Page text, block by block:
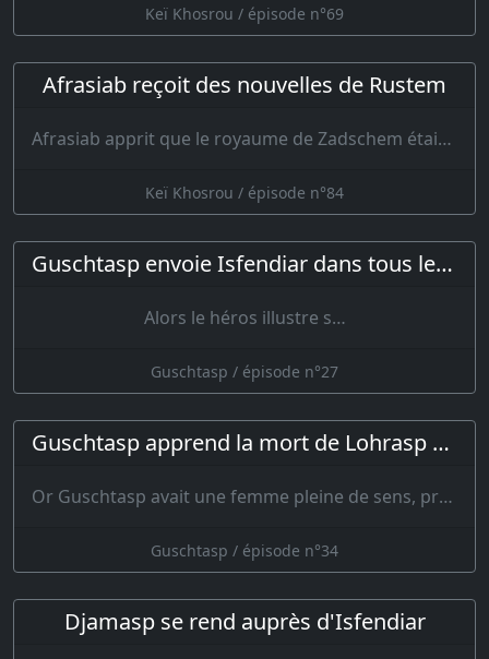
Keï Khosrou / épisode n°69
Afrasiab reçoit des nouvelles de Rustem
Afrasiab apprit que le royaume de Zadschem était dévasté ; Son cœur en fut affl…
Keï Khosrou / épisode n°84
Guschtasp envoie Isfendiar dans tous les pays pour les convertir à la religion de Zerdouscht
Alors le héros illustre s…
Guschtasp / épisode n°27
Guschtasp apprend la mort de Lohrasp et marche vers Balkh
Or Guschtasp avait une femme pleine de sens, prudente, rempli…
Guschtasp / épisode n°34
Djamasp se rend auprès d'Isfendiar